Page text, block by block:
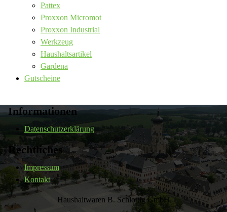
Pattex
Proxxon Micromot
Proxxon Industrial
Werkzeug
Haushaltsartikel
Gardena
Gutscheine
Informationen
Datenschutzerklärung
Rechtliches
Impressum
Kontakt
Haushaltwaren B. Schlottig GmbH